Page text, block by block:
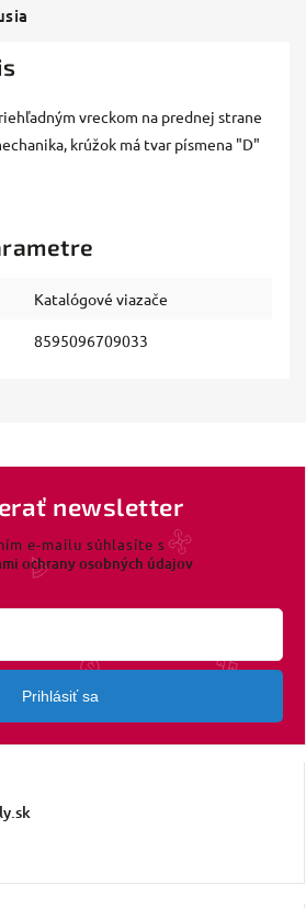
vreckom na prednej strane
krúžok má tvar písmena "D"
Katalógové viazače
8595096709033
newsletter
e-mailu súhlasíte s
ochrany osobných údajov
Prihlásiť sa